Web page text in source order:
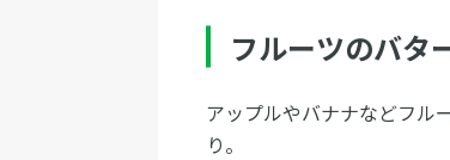
フルーツのバタ
アップルやバナナなどフル
り。